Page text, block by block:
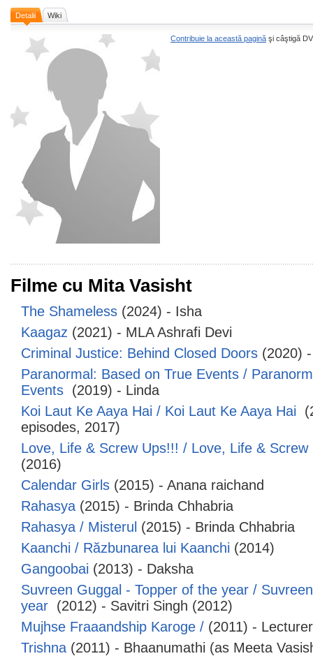
Detalii Wiki
Contribuie la această pagină şi câştigă
Filme cu Mita Vasisht
The Shameless (2024) - Isha
Kaagaz (2021) - MLA Ashrafi Devi
Criminal Justice: Behind Closed Doors (2020)
Paranormal: Based on True Events /
Events (2019) - Linda
Koi Laut Ke Aaya Hai / Koi Laut Ke Aaya Hai
episodes, 2017)
Love, Life & Screw Ups!!! / Love, Life &
(2016)
Calendar Girls (2015) - Anana raichand
Rahasya (2015) - Brinda Chhabria
Rahasya / Misterul (2015) - Brinda Chhabria
Kaanchi / Răzbunarea lui Kaanchi (2014)
Gangoobai (2013) - Daksha
Suvreen Guggal - Topper of the year /
year (2012) - Savitri Singh (2012)
Mujhse Fraaandship Karoge / (2011) - Lecturer
Trishna (2011) - Bhaanumathi (as Meeta